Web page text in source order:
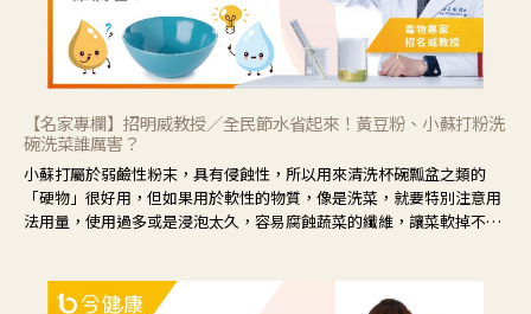
【名家專欄】招明威教授／全民節水省起來！黃豆粉、小蘇打粉洗
碗洗菜誰厲害？
小蘇打屬於弱鹼性粉末，具有侵蝕性，所以用來清洗杯碗瓢盆之類的
「硬物」很好用，但如果用於軟性的物質，像是洗菜，就要特別注意用
法用量，使用過多或是浸泡太久，容易腐蝕蔬菜的纖維，讓菜軟掉不清